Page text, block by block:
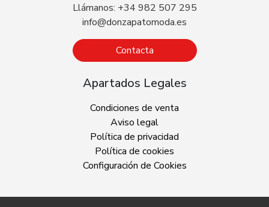
Llámanos: +34 982 507 295
info@donzapatomoda.es
Contacta
Apartados Legales
Condiciones de venta
Aviso legal
Política de privacidad
Política de cookies
Configuración de Cookies